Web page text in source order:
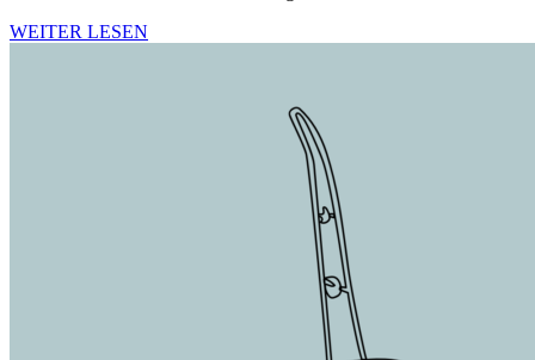
WEITER LESEN